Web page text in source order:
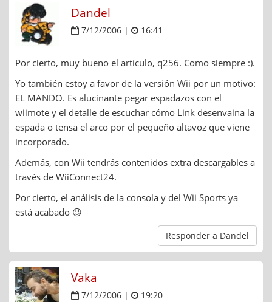
Dandel
7/12/2006 | 16:41
Por cierto, muy bueno el artículo, q256. Como siempre :).
Yo también estoy a favor de la versión Wii por un motivo:
EL MANDO. Es alucinante pegar espadazos con el
wiimote y el detalle de escuchar cómo Link desenvaina la
espada o tensa el arco por el pequeño altavoz que viene
incorporado.
Además, con Wii tendrás contenidos extra descargables a
través de WiiConnect24.
Por cierto, el análisis de la consola y del Wii Sports ya
está acabado 😉
Responder a Dandel
Vaka
7/12/2006 | 19:20